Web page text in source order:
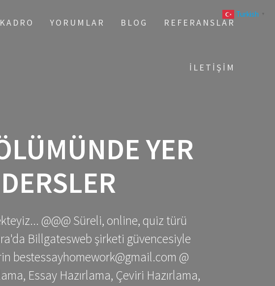
KADRO YORUMLAR BLOG REFERANSLAR
İLETIŞIM
YER
@@@ Süreli, online, quiz türü
Billgatesweb şirketi güvencesiyle
bestessayhomework@gmail.com @
Essay Hazırlama, Çeviri Hazırlama,
Turkish ▼